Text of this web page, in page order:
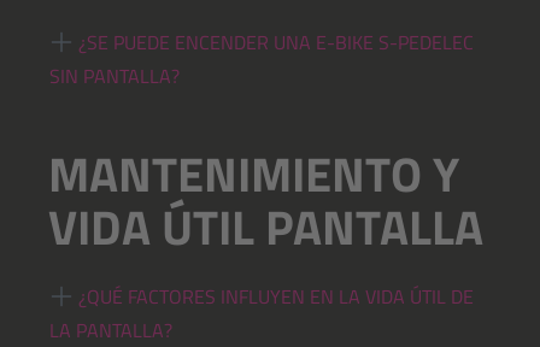
¿SE PUEDE ENCENDER UNA E-BIKE S-PEDELEC
SIN PANTALLA?
MANTENIMIENTO Y
VIDA ÚTIL PANTALLA
¿QUÉ FACTORES INFLUYEN EN LA VIDA ÚTIL DE
LA PANTALLA?